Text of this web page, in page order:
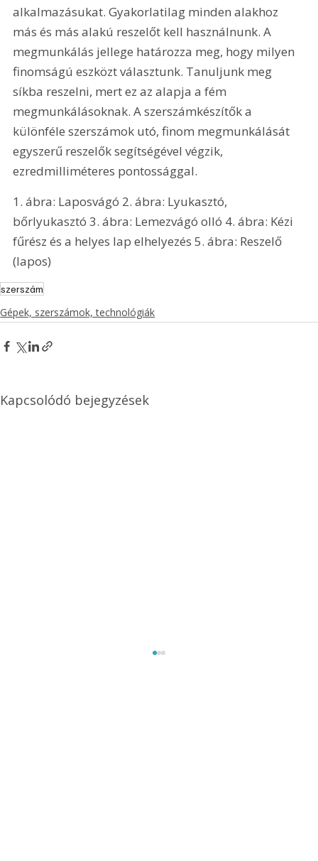
alkalmazásukat. Gyakorlatilag minden alakhoz
más és más alakú reszelőt kell használnunk. A
megmunkálás jellege határozza meg, hogy milyen
finomságú eszközt választunk. Tanuljunk meg
síkba reszelni, mert ez az alapja a fém
megmunkálásoknak. A szerszámkészítők a
különféle szerszámok utó, finom megmunkálását
egyszerű reszelők segítségével végzik,
ezredmilliméteres pontossággal.
1. ábra: Laposvágó 2. ábra: Lyukasztó,
bőrlyukasztó 3. ábra: Lemezvágó olló 4. ábra: Kézi
fűrész és a helyes lap elhelyezés 5. ábra: Reszelő
(lapos)
szerszám
Gépek, szerszámok, technológiák
Kapcsolódó bejegyzések